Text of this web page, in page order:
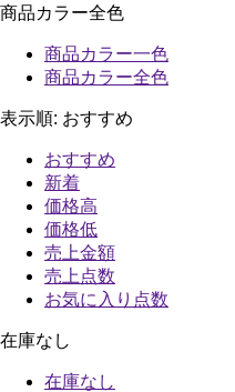
商品カラー全色
商品カラー一色
商品カラー全色
表示順: おすすめ
おすすめ
新着
価格高
価格低
売上金額
売上点数
お気に入り点数
在庫なし
在庫なし